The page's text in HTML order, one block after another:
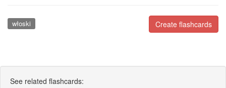
Create flashcards
włoski
See related flashcards: